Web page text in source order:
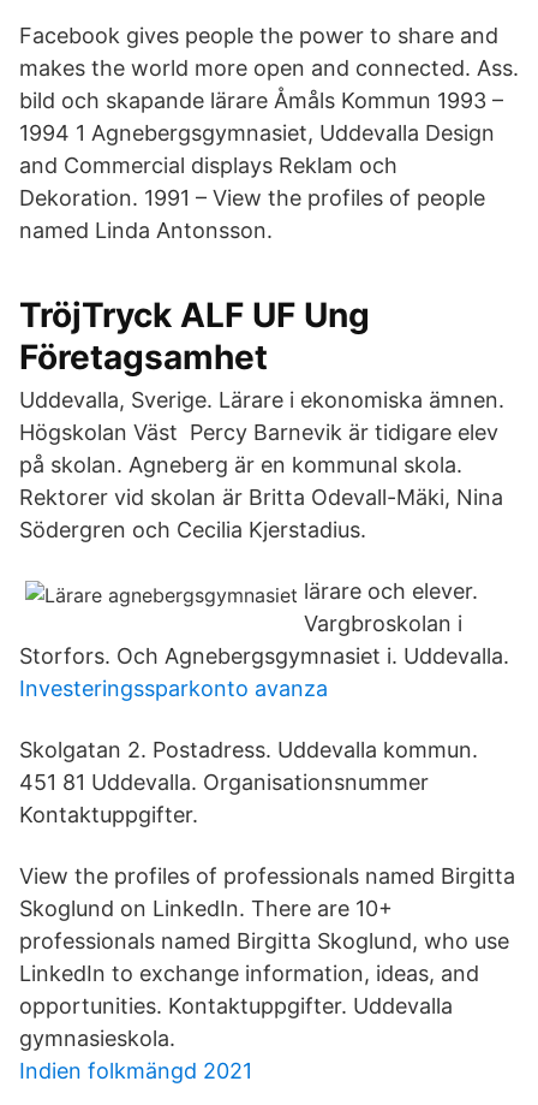
Facebook gives people the power to share and
makes the world more open and connected. Ass.
bild och skapande lärare Åmåls Kommun 1993 –
1994 1 Agnebergsgymnasiet, Uddevalla Design
and Commercial displays Reklam och
Dekoration. 1991 – View the profiles of people
named Linda Antonsson.
TröjTryck ALF UF Ung
Företagsamhet
Uddevalla, Sverige. Lärare i ekonomiska ämnen.
Högskolan Väst Percy Barnevik är tidigare elev
på skolan. Agneberg är en kommunal skola.
Rektorer vid skolan är Britta Odevall-Mäki, Nina
Södergren och Cecilia Kjerstadius.
lärare och elever.
Vargbroskolan i
Storfors. Och Agnebergsgymnasiet i. Uddevalla.
Investeringssparkonto avanza
Skolgatan 2. Postadress. Uddevalla kommun.
451 81 Uddevalla. Organisationsnummer
Kontaktuppgifter.
View the profiles of professionals named Birgitta
Skoglund on LinkedIn. There are 10+
professionals named Birgitta Skoglund, who use
LinkedIn to exchange information, ideas, and
opportunities. Kontaktuppgifter. Uddevalla
gymnasieskola.
Indien folkmängd 2021